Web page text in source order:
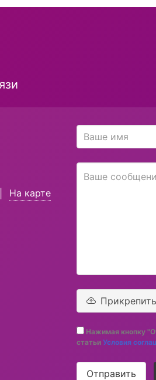
На карте
Нажимая кнопку
статьи Условия
Отправить